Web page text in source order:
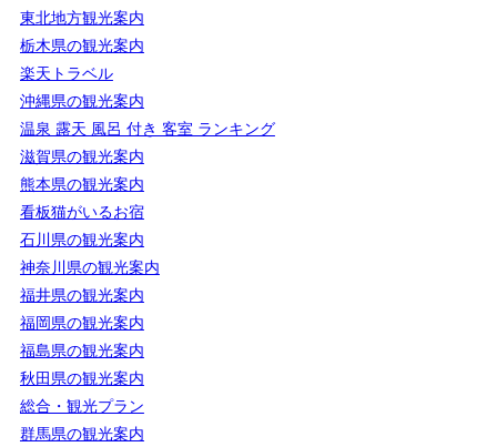
東北地方観光案内
栃木県の観光案内
楽天トラベル
沖縄県の観光案内
温泉 露天 風呂 付き 客室 ランキング
滋賀県の観光案内
熊本県の観光案内
看板猫がいるお宿
石川県の観光案内
神奈川県の観光案内
福井県の観光案内
福岡県の観光案内
福島県の観光案内
秋田県の観光案内
総合・観光プラン
群馬県の観光案内